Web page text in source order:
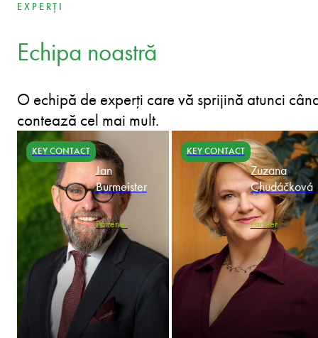
EXPERȚI
Echipa noastră
O echipă de experți care vă sprijină atunci
contează cel mai mult.
KEY CONTACT
Jan
Burmeister
Partener
KEY CONTACT
Zuzana
Chudáčková
Partner